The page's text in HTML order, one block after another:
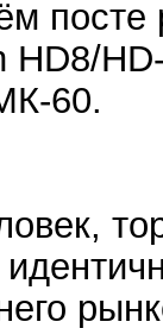
HD8/
60.